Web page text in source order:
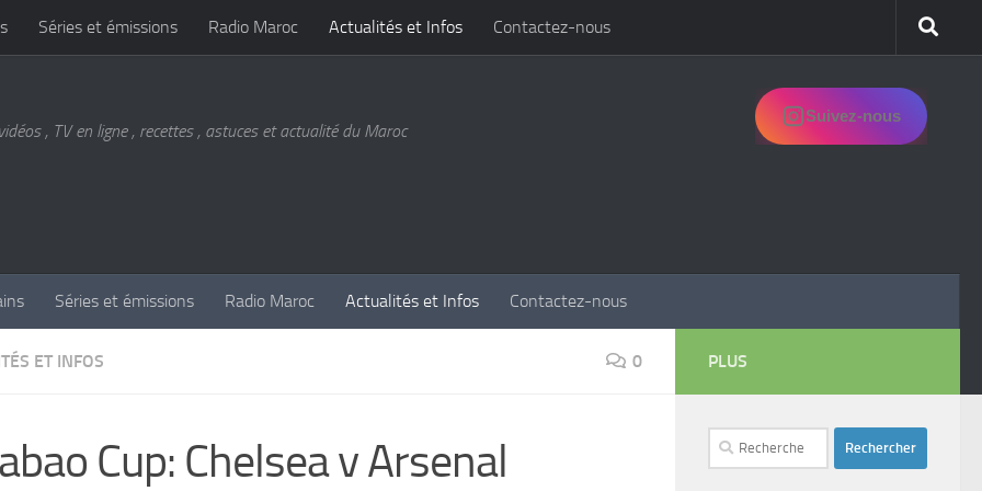
Séries et émissions Radio Maroc Actualités et Infos Contactez-nous
, TV en ligne , recettes , astuces et actualité du Maroc
Suivez-nous
Séries et émissions Radio Maroc Actualités et Infos Contactez-nous
ET INFOS 0
Cup: Chelsea v Arsenal
PLUS
Rechercher :